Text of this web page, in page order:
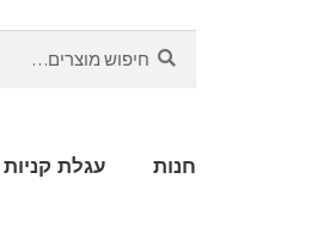
חנות עגלת קניות